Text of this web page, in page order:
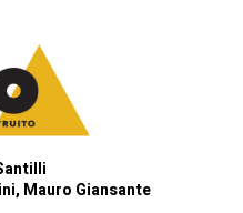
Mauro Giansante